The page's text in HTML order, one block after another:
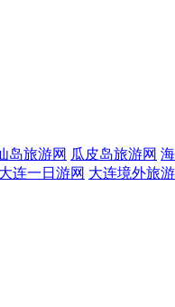
岛旅游网 瓜皮岛旅游网
大连一日游网 大连境外旅